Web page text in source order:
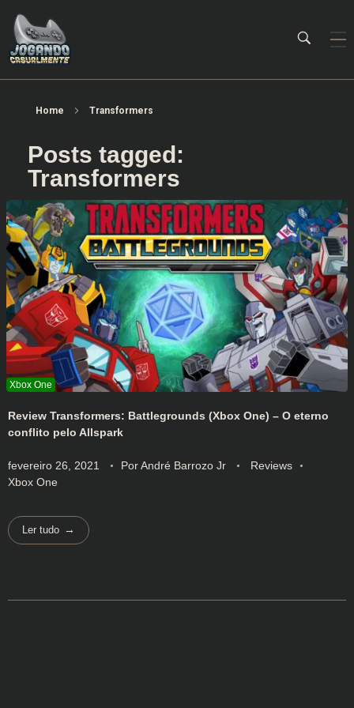
Home Transformers
Posts tagged:
Transformers
Review Transformers: Battlegrounds (Xbox One) – O eterno
conflito pelo Allspark
fevereiro 26, 2021 PorAndré Barrozo Jr
Reviews
Xbox One
Ler tudo